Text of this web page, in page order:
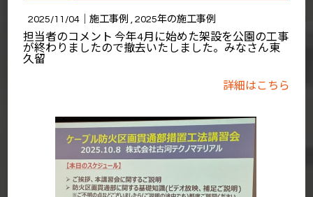
2025/11/04｜施工事例 2025年の施工事例
担当者のコメント 今年4月に始めた架設を公園の工事
が終わりましたので撤去いたしました。みなさん東
久留
詳細はこちら